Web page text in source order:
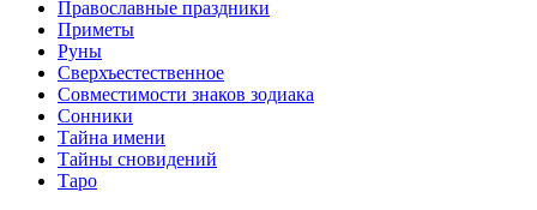
Православные праздники
Приметы
Руны
Сверхъестественное
Совместимости знаков зодиака
Сонники
Тайна имени
Тайны сновидений
Таро